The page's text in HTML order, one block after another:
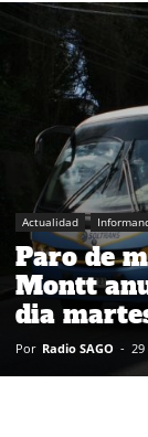
Actualidad
Paro de
Montt
dia
Por Radio SAGO -